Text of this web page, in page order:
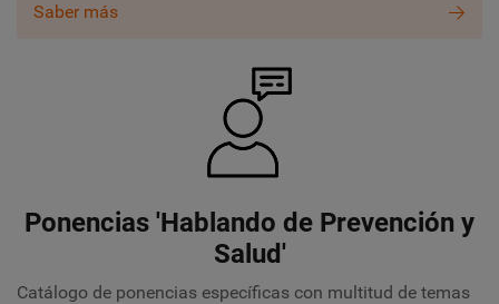
Saber más
Ponencias 'Hablando de Prevención y
Salud'
Catálogo de ponencias específicas con multitud de temas